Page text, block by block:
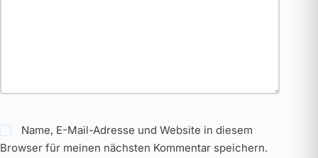
Name, E-Mail-Adresse und Website in diesem
Browser für meinen nächsten Kommentar speichern.